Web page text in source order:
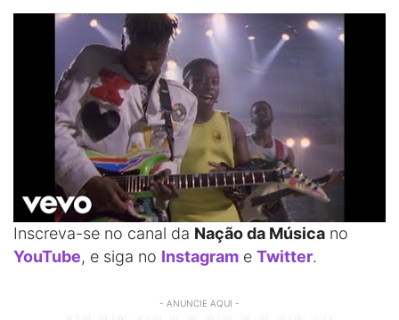
Inscreva-se no canal da Nação da Música no
YouTube, e siga no Instagram e Twitter.
- ANUNCIE AQUI -